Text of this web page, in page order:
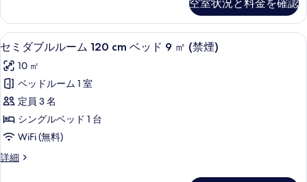
る
ル
ベ
ッ
ド
2
台
禁
煙
の
ー
ム
シ
グ
ル
ベ
ッ
ド
2
台
禁
空室状況と料金を確認
セ
ミ
ダ
ブ
ル
ル
ム
羽毛の掛け布団、デスク、遮光カー
14
セミダブルルーム 120 cm ベッド 9 ㎡ (禁煙)
10 ㎡
ベッドルーム 1 室
定員 3 名
シングルベッド 1 台
WiFi (無料)
詳細
セ